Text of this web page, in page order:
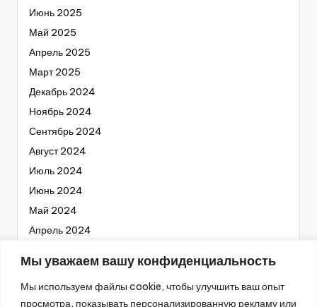
Мы уважаем вашу конфиденциальность
Мы используем файлы cookie, чтобы улучшить ваш опыт
просмотра, показывать персонализированную рекламу или
Июнь 2025
Май 2025
Апрель 2025
Март 2025
Декабрь 2024
Ноябрь 2024
Сентябрь 2024
Август 2024
Июль 2024
Июнь 2024
Май 2024
Апрель 2024
Февраль 2024
Январь 2024